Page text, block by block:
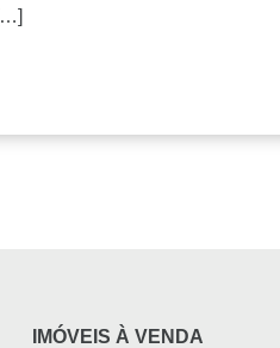
IMÓVEIS À VENDA